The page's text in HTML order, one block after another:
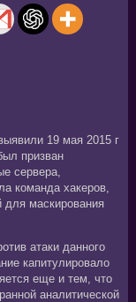
19 мая 2015 г
призван
сервера,
команда хакеров,
для маскирования
атаки данного
капитулировало
еще и тем, что
аналитической